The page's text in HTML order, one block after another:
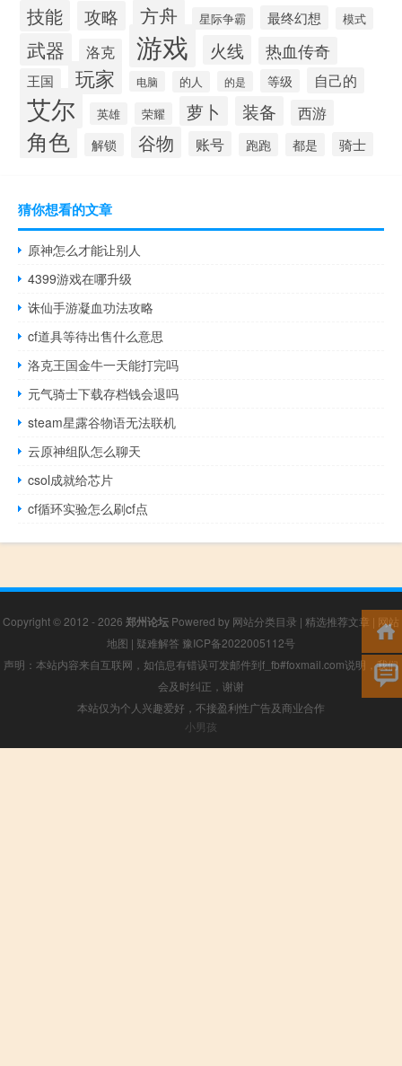
技能 攻略 方舟 星际争霸 最终幻想 模式
武器 洛克 游戏 火线 热血传奇
王国 玩家 电脑 的人 的是 等级 自己的
艾尔 英雄 荣耀 萝卜 装备 西游
角色 解锁 谷物 账号 跑跑 都是 骑士
猜你想看的文章
原神怎么才能让别人
4399游戏在哪升级
诛仙手游凝血功法攻略
cf道具等待出售什么意思
洛克王国金牛一天能打完吗
元气骑士下载存档钱会退吗
steam星露谷物语无法联机
云原神组队怎么聊天
csol成就给芯片
cf循环实验怎么刷cf点
Copyright © 2012 - 2026 郑州论坛 Powered by 网站分类目录 | 精选推荐文章 | 网站
地图 | 疑难解答 豫ICP备2022005112号
声明：本站内容来自互联网，如信息有错误可发邮件到f_fb#foxmail.com说明，我们
会及时纠正，谢谢
本站仅为个人兴趣爱好，不接盈利性广告及商业合作
小男孩